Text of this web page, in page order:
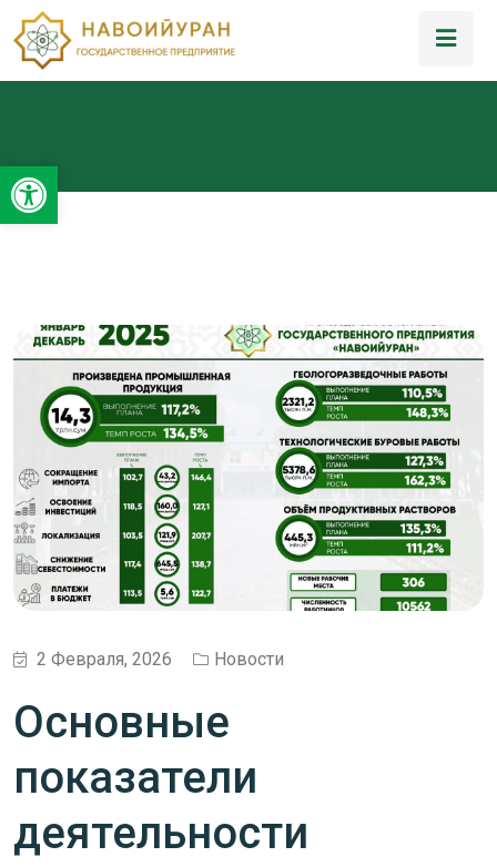
Открыть панель инструментов
2 Февраля, 2026 Новости
Основные
показатели
деятельности